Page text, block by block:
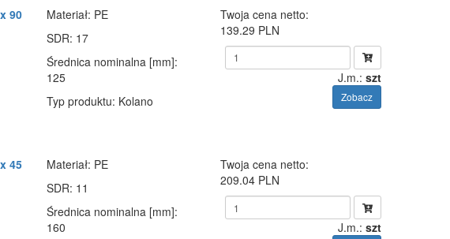
90
Materiał: PE
SDR: 17
Średnica nominalna [mm]:
125
Typ produktu: Kolano
Twoja cena netto:
139.29 PLN
J.m.: szt
Zobacz
45
Materiał: PE
SDR: 11
Średnica nominalna [mm]:
160
Twoja cena netto:
209.04 PLN
J.m.: szt